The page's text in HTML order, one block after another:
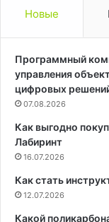
Новые
Программный
управления
цифровых
07.08.2026
Как выгодно
Лабиринт
16.07.2026
Как стать
12.07.2026
Какой